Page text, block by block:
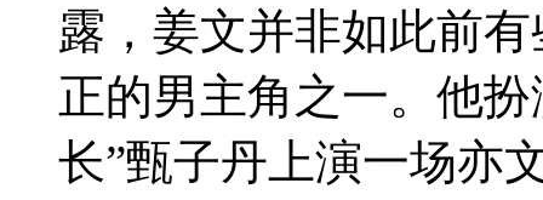
露，姜文并非如此前
正的男主角之一。他
长”甄子丹上演一场亦